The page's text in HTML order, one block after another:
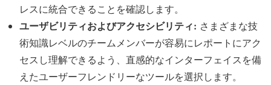
レスに統合できることを確認します。
ユーザビリティおよびアクセシビリティ: さまざまな技
術知識レベルのチームメンバーが容易にレポートにアク
セスし理解できるよう、直感的なインターフェイスを備
えたユーザーフレンドリーなツールを選択します。